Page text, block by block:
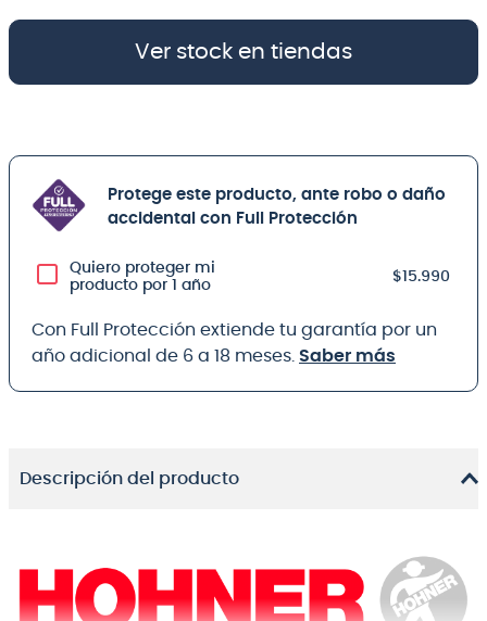
Ver stock en tiendas
Protege este producto, ante robo o daño
accidental con Full Protección
Quiero proteger mi
producto por 1 año
$15.990
Con Full Protección extiende tu garantía por un
año adicional de 6 a 18 meses. Saber más
Descripción del producto